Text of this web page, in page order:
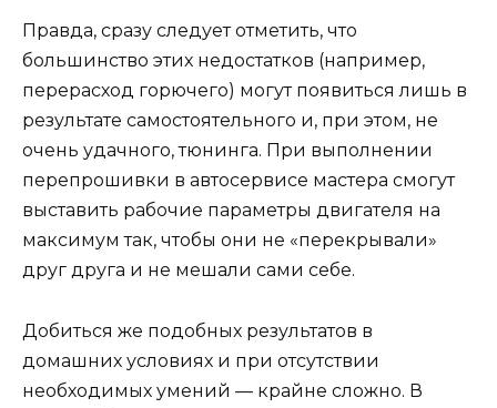
Правда, сразу следует отметить, что
большинство этих недостатков (например,
перерасход горючего) могут появиться лишь в
результате самостоятельного и, при этом, не
очень удачного, тюнинга. При выполнении
перепрошивки в автосервисе мастера смогут
выставить рабочие параметры двигателя на
максимум так, чтобы они не «перекрывали»
друг друга и не мешали сами себе.
Добиться же подобных результатов в
домашних условиях и при отсутствии
необходимых умений — крайне сложно. В